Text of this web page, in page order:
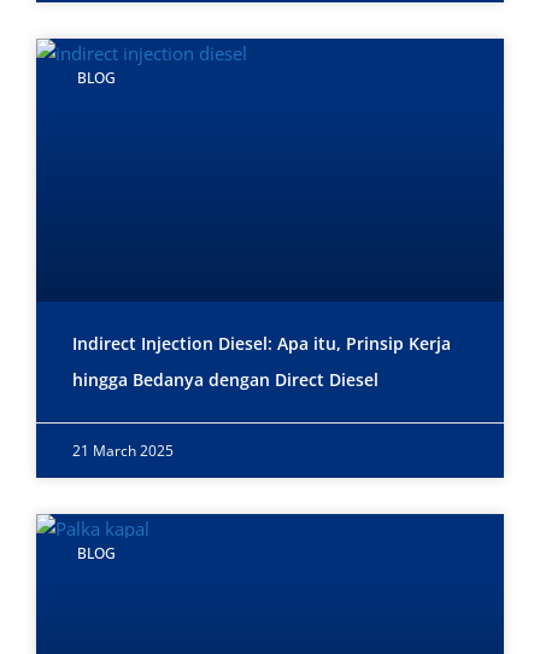
BLOG
Indirect Injection Diesel: Apa itu, Prinsip Kerja
hingga Bedanya dengan Direct Diesel
21 March 2025
BLOG